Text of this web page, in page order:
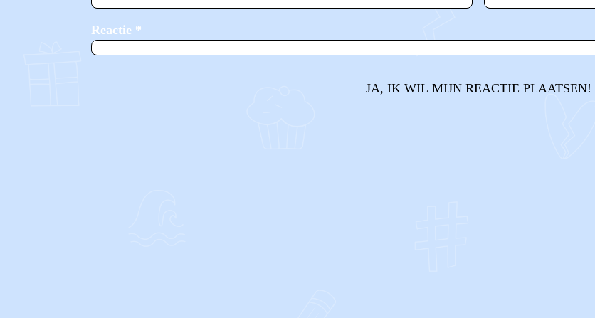
Reactie *
JA, IK WIL MIJN REACTIE PLAATSEN!